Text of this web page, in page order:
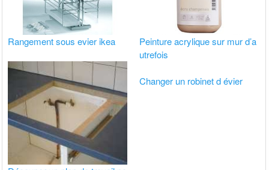
Rangement sous evier ikea
Peinture acrylique sur mur d’a
utrefois
Changer un robinet d évier